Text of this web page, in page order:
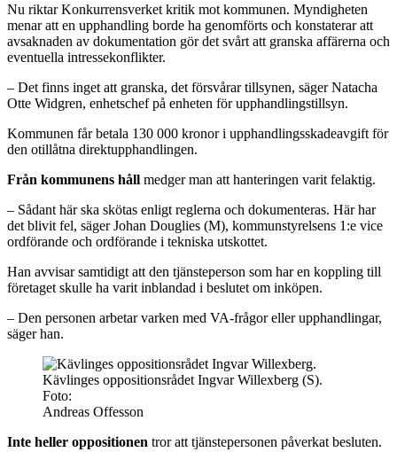
Nu riktar Konkurrensverket kritik mot kommunen. Myndigheten
menar att en upphandling borde ha genomförts och konstaterar att
avsaknaden av dokumentation gör det svårt att granska affärerna och
eventuella intressekonflikter.
– Det finns inget att granska, det försvårar tillsynen, säger Natacha
Otte Widgren, enhetschef på enheten för upphandlingstillsyn.
Kommunen får betala 130 000 kronor i upphandlingsskadeavgift för
den otillåtna direktupphandlingen.
Från kommunens håll medger man att hanteringen varit felaktig.
– Sådant här ska skötas enligt reglerna och dokumenteras. Här har
det blivit fel, säger Johan Douglies (M), kommunstyrelsens 1:e vice
ordförande och ordförande i tekniska utskottet.
Han avvisar samtidigt att den tjänsteperson som har en koppling till
företaget skulle ha varit inblandad i beslutet om inköpen.
– Den personen arbetar varken med VA-frågor eller upphandlingar,
säger han.
Kävlinges oppositionsrådet Ingvar Willexberg (S).
Foto:
Andreas Offesson
Inte heller oppositionen tror att tjänstepersonen påverkat besluten.